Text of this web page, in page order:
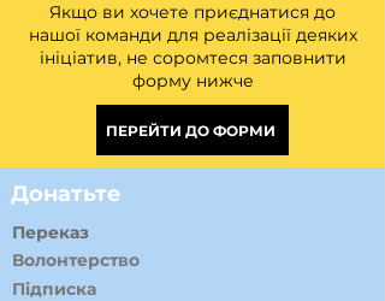
Якщо ви хочете приєднатися до
нашої команди для реалізації деяких
ініціатив, не соромтеся заповнити
форму нижче
ПЕРЕЙТИ ДО ФОРМИ
Донатьте
Переказ
Волонтерство
Підписка